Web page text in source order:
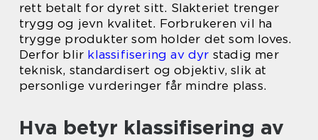
rett betalt for dyret sitt. Slakteriet trenger
trygg og jevn kvalitet. Forbrukeren vil ha
trygge produkter som holder det som loves.
Derfor blir klassifisering av dyr stadig mer
teknisk, standardisert og objektiv, slik at
personlige vurderinger får mindre plass.
Hva betyr klassifisering av